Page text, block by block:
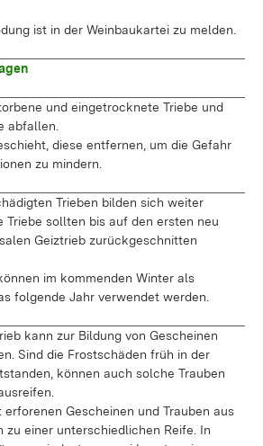
ist in der Weinbaukartei zu melden.
und eingetrocknete Triebe und
abfallen.
diese entfernen, um die Gefahr
zu mindern.
Trieben bilden sich weiter
Triebe sollten bis auf den ersten neu
Geiztrieb zurückgeschnitten
im kommenden Winter als
folgende Jahr verwendet werden.
kann zur Bildung von Gescheinen
Sind die Frostschäden früh in der
können auch solche Trauben
erforenen Gescheinen und Trauben aus
zu einer unterschiedlichen Reife. In